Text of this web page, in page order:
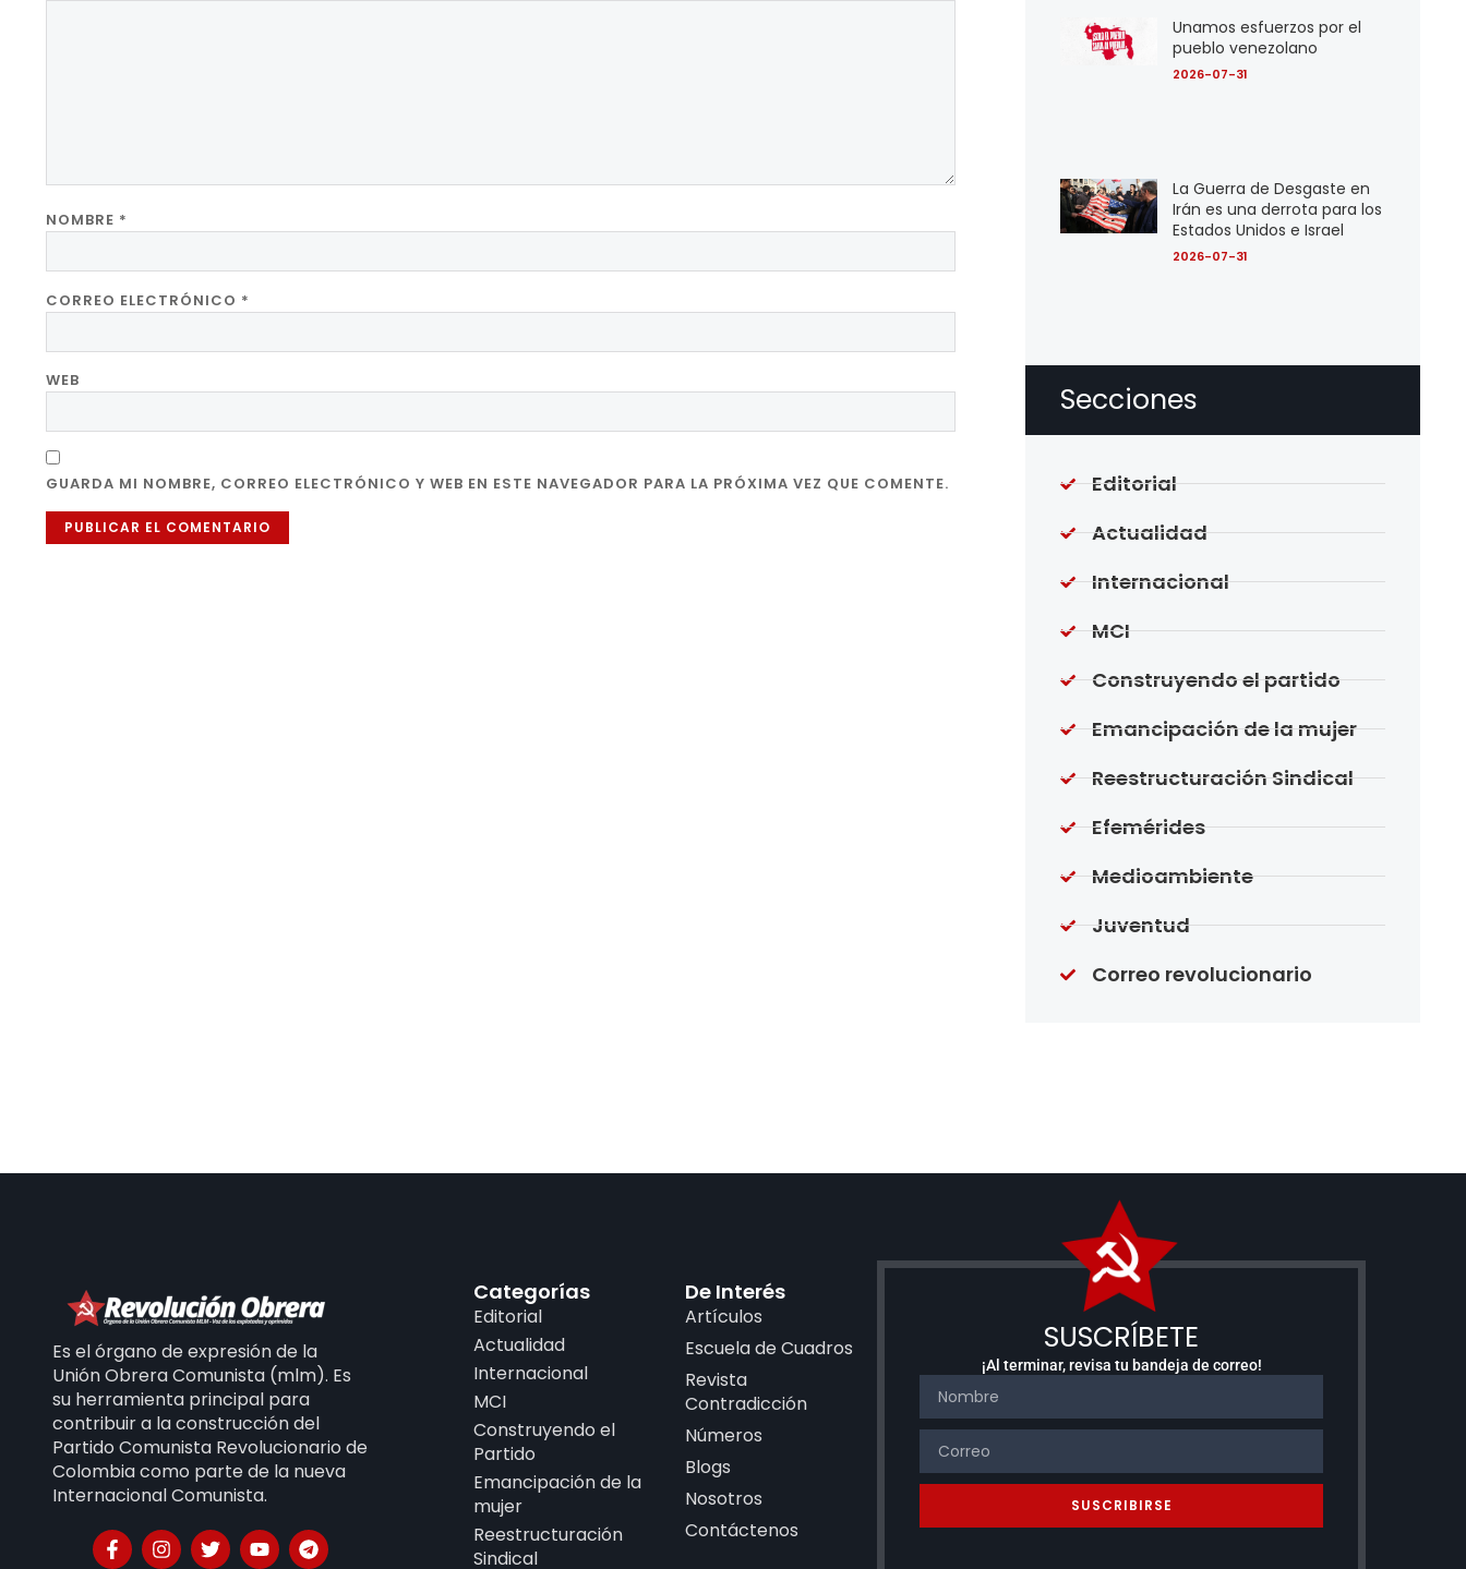
NOMBRE *
CORREO ELECTRÓNICO *
WEB
GUARDA MI NOMBRE, CORREO ELECTRÓNICO Y WEB EN ESTE NAVEGADOR PARA LA PRÓXIMA VEZ QUE COMENTE.
Unamos esfuerzos por el
pueblo venezolano
2026-07-31
La Guerra de Desgaste en
Irán es una derrota para los
Estados Unidos e Israel
2026-07-31
Secciones
Editorial
Actualidad
Internacional
MCI
Construyendo el partido
Emancipación de la mujer
Reestructuración Sindical
Efemérides
Medioambiente
Juventud
Correo revolucionario
Es el órgano de expresión de la
Unión Obrera Comunista (mlm). Es
su herramienta principal para
contribuir a la construcción del
Partido Comunista Revolucionario de
Colombia como parte de la nueva
Internacional Comunista.
Categorías
Editorial
Actualidad
Internacional
MCI
Construyendo el
Partido
Emancipación de la
mujer
Reestructuración
Sindical
De Interés
Artículos
Escuela de Cuadros
Revista
Contradicción
Números
Blogs
Nosotros
Contáctenos
SUSCRÍBETE
¡Al terminar, revisa tu bandeja de correo!
SUSCRIBIRSE